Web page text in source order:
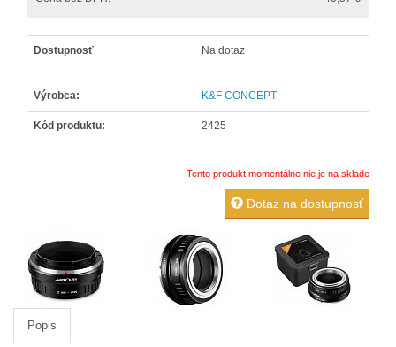
Foto vodováhy
Krytky na objektívy
Makro príslušenstvo
Ochrana displeja
Ostatné
Pamäťové karty, čítačky
Dostupnosť Na dotaz
Výrobca: K&F CONCEPT
Kód produktu: 2425
Tento produkt momentálne nie je na sklade
Dotaz na dostupnosť
Popis